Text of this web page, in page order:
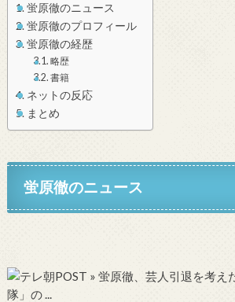
蛍原徹のニュース
蛍原徹のプロフィール
蛍原徹の経歴
略歴
書籍
ネットの反応
まとめ
蛍原徹のニュース